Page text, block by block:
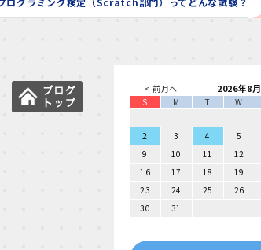
< 前月へ 2026年8月
S M T W
2
3 4 5
9
10 11 12
16
17 18 19
23
24 25 26
30
31